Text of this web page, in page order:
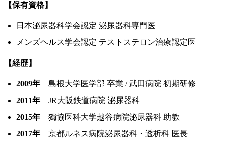
【保有資格】
日本泌尿器科学会認定 泌尿器科専門医
メンズヘルス学会認定 テストステロン治療認定医
【経歴】
2009年 島根大学医学部 卒業 / 武田病院 初期研修
2011年 JR大阪鉄道病院 泌尿器科
2015年 獨協医科大学越谷病院泌尿器科 助教
2017年 京都ルネス病院泌尿器科・透析科 医長